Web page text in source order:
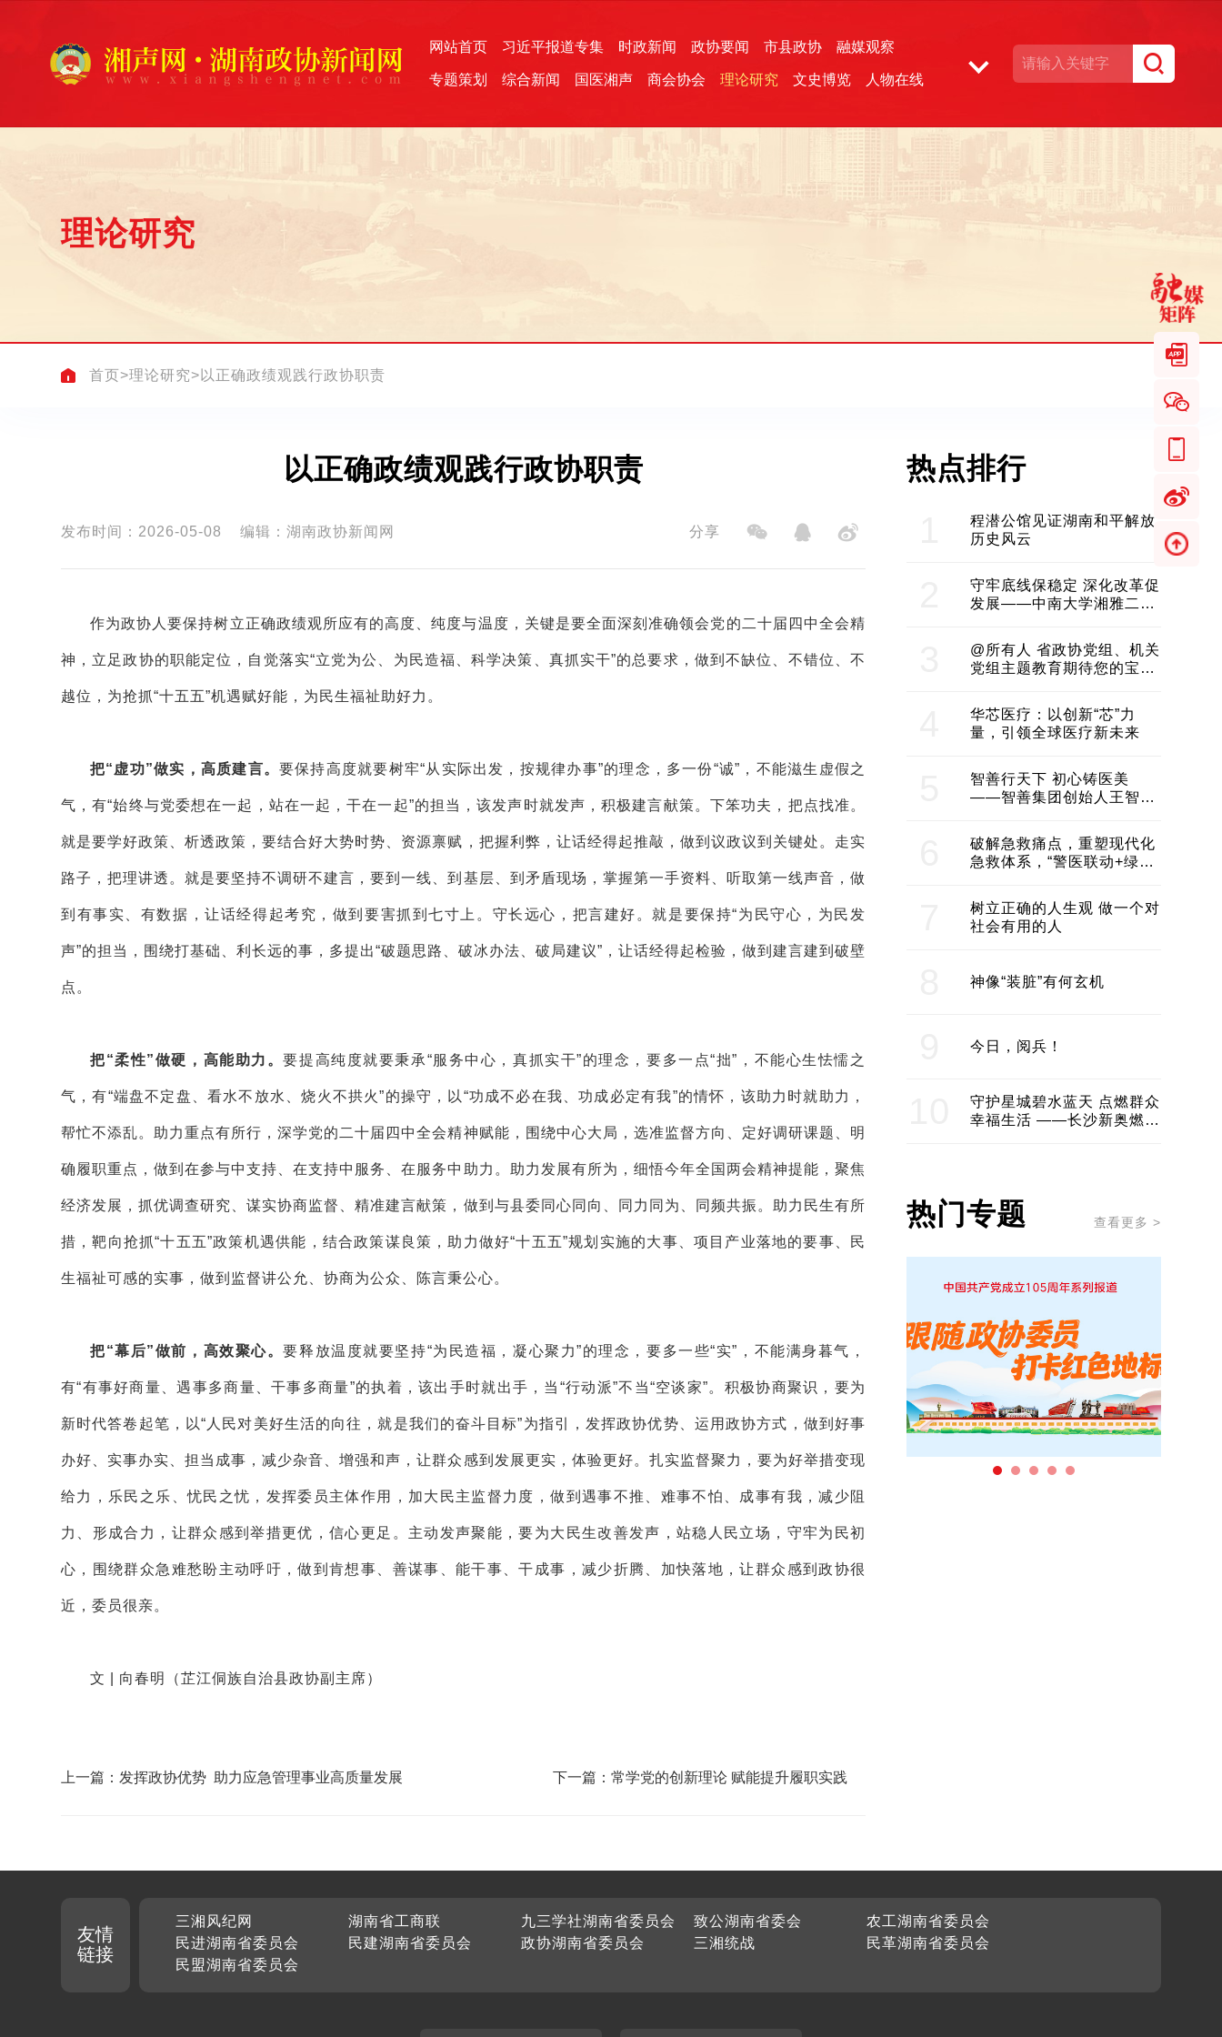
网站首页 习近平报道专集 时政新闻 政协要闻 市县政协 融媒观察
专题策划 综合新闻 国医湘声 商会协会 理论研究 文史博览 人物在线
理论研究
首页>理论研究> 以正确政绩观践行政协职责
以正确政绩观践行政协职责
发布时间：2026-05-08 编辑：湖南政协新闻网 分享
作为政协人要保持树立正确政绩观所应有的高度、纯度与温度，关键是要全面深刻准确领会党的二十届四中全会精
神，立足政协的职能定位，自觉落实“立党为公、为民造福、科学决策、真抓实干”的总要求，做到不缺位、不错位、不
越位，为抢抓“十五五”机遇赋好能，为民生福祉助好力。
把“虚功”做实，高质建言。 要保持高度就要树牢“从实际出发，按规律办事”的理念，多一份“诚”，不能滋生虚假之
气，有“始终与党委想在一起，站在一起，干在一起”的担当，该发声时就发声，积极建言献策。下笨功夫，把点找准。
就是要学好政策、析透政策，要结合好大势时势、资源禀赋，把握利弊，让话经得起推敲，做到议政议到关键处。走实
路子，把理讲透。就是要坚持不调研不建言，要到一线、到基层、到矛盾现场，掌握第一手资料、听取第一线声音，做
到有事实、有数据，让话经得起考究，做到要害抓到七寸上。守长远心，把言建好。就是要保持“为民守心，为民发
声”的担当，围绕打基础、利长远的事，多提出“破题思路、破冰办法、破局建议”，让话经得起检验，做到建言建到破壁
点。
把“柔性”做硬，高能助力。要提高纯度就要秉承“服务中心，真抓实干”的理念，要多一点“拙”，不能心生怯懦之
气，有“端盘不定盘、看水不放水、烧火不拱火”的操守，以“功成不必在我、功成必定有我”的情怀，该助力时就助力，
帮忙不添乱。助力重点有所行，深学党的二十届四中全会精神赋能，围绕中心大局，选准监督方向、定好调研课题、明
确履职重点，做到在参与中支持、在支持中服务、在服务中助力。助力发展有所为，细悟今年全国两会精神提能，聚焦
经济发展，抓优调查研究、谋实协商监督、精准建言献策，做到与县委同心同向、同力同为、同频共振。助力民生有所
措，靶向抢抓“十五五”政策机遇供能，结合政策谋良策，助力做好“十五五”规划实施的大事、项目产业落地的要事、民
生福祉可感的实事，做到监督讲公允、协商为公众、陈言秉公心。
把“幕后”做前，高效聚心。要释放温度就要坚持“为民造福，凝心聚力”的理念，要多一些“实”，不能满身暮气，
有“有事好商量、遇事多商量、干事多商量”的执着，该出手时就出手，当“行动派”不当“空谈家”。积极协商聚识，要为
新时代答卷起笔，以“人民对美好生活的向往，就是我们的奋斗目标”为指引，发挥政协优势、运用政协方式，做到好事
办好、实事办实、担当成事，减少杂音、增强和声，让群众感到发展更实，体验更好。扎实监督聚力，要为好举措变现
给力，乐民之乐、忧民之忧，发挥委员主体作用，加大民主监督力度，做到遇事不推、难事不怕、成事有我，减少阻
力、形成合力，让群众感到举措更优，信心更足。主动发声聚能，要为大民生改善发声，站稳人民立场，守牢为民初
心，围绕群众急难愁盼主动呼吁，做到肯想事、善谋事、能干事、干成事，减少折腾、加快落地，让群众感到政协很
近，委员很亲。
文 | 向春明 （芷江侗族自治县政协副主席）
上一篇：发挥政协优势 助力应急管理事业高质量发展 下一篇：常学党的创新理论 赋能提升履职实践
热点排行
程潜公馆见证湖南和平解放
历史风云
守牢底线保稳定 深化改革促
发展——中南大学湘雅二医
@所有人 省政协党组、机关
党组主题教育期待您的宝贵
华芯医疗：以创新“芯”力
量，引领全球医疗新未来
智善行天下 初心铸医美
——智善集团创始人王智带
建医美产业良性生态圈
破解急救痛点，重塑现代化
急救体系，“警医联动+绿波
树立正确的人生观 做一个对
社会有用的人
神像“装脏”有何玄机
今日，阅兵！
守护星城碧水蓝天 点燃群众
幸福生活 ——长沙新奥燃气
热门专题 查看更多 >
友情
链接
三湘风纪网 湖南省工商联 九三学社湖南省委员会 致公湖南省委会
农工湖南省委员会
民进湖南省委员会
民建湖南省委员会 政协湖南省委员会 三湘统战
民革湖南省委员会
民盟湖南省委员会